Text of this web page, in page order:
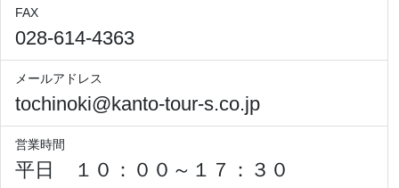
FAX
028-614-4363
メールアドレス
tochinoki@kanto-tour-s.co.jp
営業時間
平日 １０：００～１７：３０